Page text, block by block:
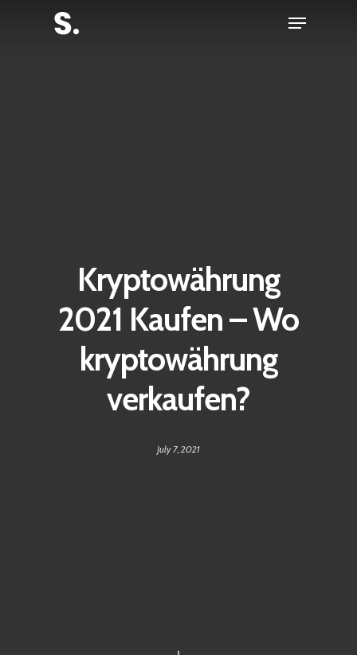
Menu
Kryptowährung
2021 Kaufen – Wo
kryptowährung
verkaufen?
July 7, 2021